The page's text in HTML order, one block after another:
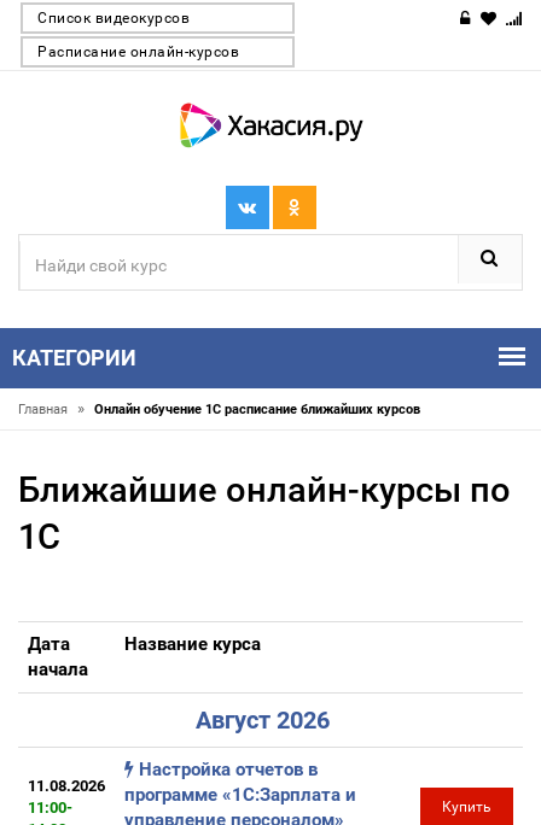
Список видеокурсов
Расписание онлайн-курсов
КАТЕГОРИИ
Главная » Онлайн обучение 1С расписание ближайших курсов
Ближайшие онлайн-курсы по
1С
Дата
начала
Название курса
Август 2026
11.08.2026
11:00-
Настройка отчетов в
программе «1С:Зарплата и
управление персоналом»
Купить